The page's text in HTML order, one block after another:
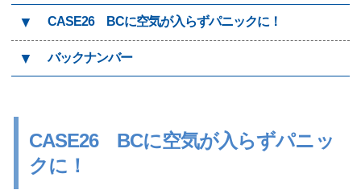
▼ CASE26 BCに空気が入らずパニックに！
▼ バックナンバー
CASE26 BCに空気が入らずパニッ
クに！